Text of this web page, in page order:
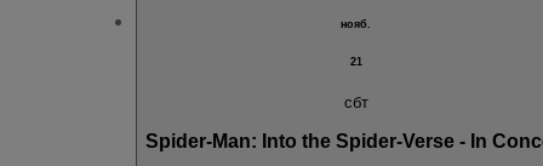
нояб.
21
сбт
Spider-Man: Into the Spider-Verse - In